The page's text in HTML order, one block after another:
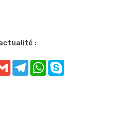
:
GmailTelegramWhatsApp